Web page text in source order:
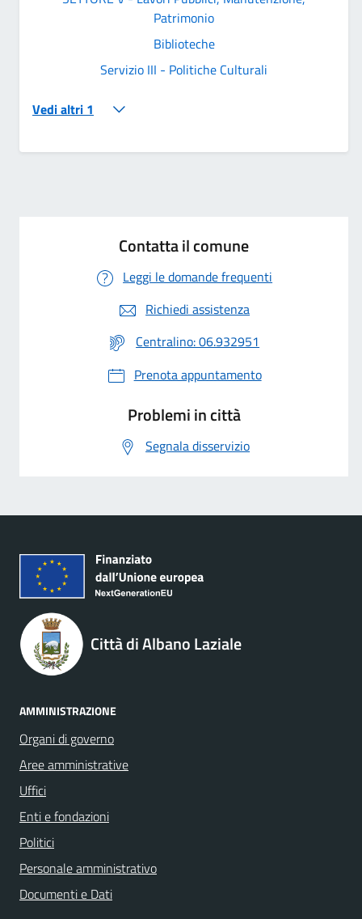
Patrimonio
Biblioteche
Servizio III - Politiche Culturali
Vedi altri 1
Contatta il comune
Leggi le domande frequenti
Richiedi assistenza
Centralino: 06.932951
Prenota appuntamento
Problemi in città
Segnala disservizio
Città di Albano Laziale
AMMINISTRAZIONE
Organi di governo
Aree amministrative
Uffici
Enti e fondazioni
Politici
Personale amministrativo
Documenti e Dati